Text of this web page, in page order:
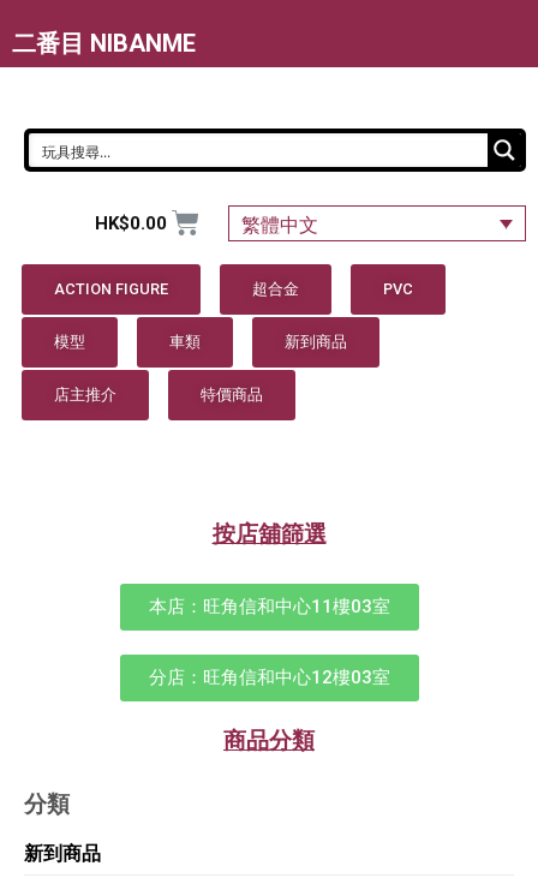
二番目 NIBANME
HK$0.00 繁體中文
ACTION FIGURE 超合金 PVC
模型 車類 新到商品
店主推介 特價商品
按店舖篩選
本店：旺角信和中心11樓03室
分店：旺角信和中心12樓03室
商品分類
分類
新到商品​